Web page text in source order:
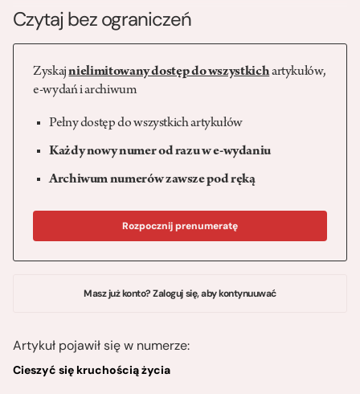
Czytaj bez ograniczeń
Zyskajnielimitowany dostęp do wszystkichartykułów,
e-wydań i archiwum
Pełny dostęp do wszystkich artykułów
Każdy nowy numer od razu w e-wydaniu
Archiwum numerów zawsze pod ręką
Rozpocznij prenumeratę
Masz już konto? Zaloguj się, aby kontynuuwać
Artykuł pojawił się w numerze:
Cieszyć się kruchością życia